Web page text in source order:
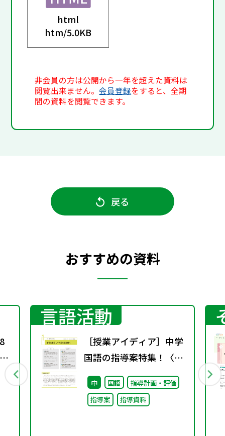
html
htm/5.0KB
非会員の方は公開から一年を超えた資料は
閲覧出来ません。会員登録をすると、全期
間の資料を閲覧できます。
戻る
おすすめの資料
言語活動
［授業アイディア］中学
国語の指導案特集！〈1
学期〉
中 国語
指導計画・評価
指導案
指導資料